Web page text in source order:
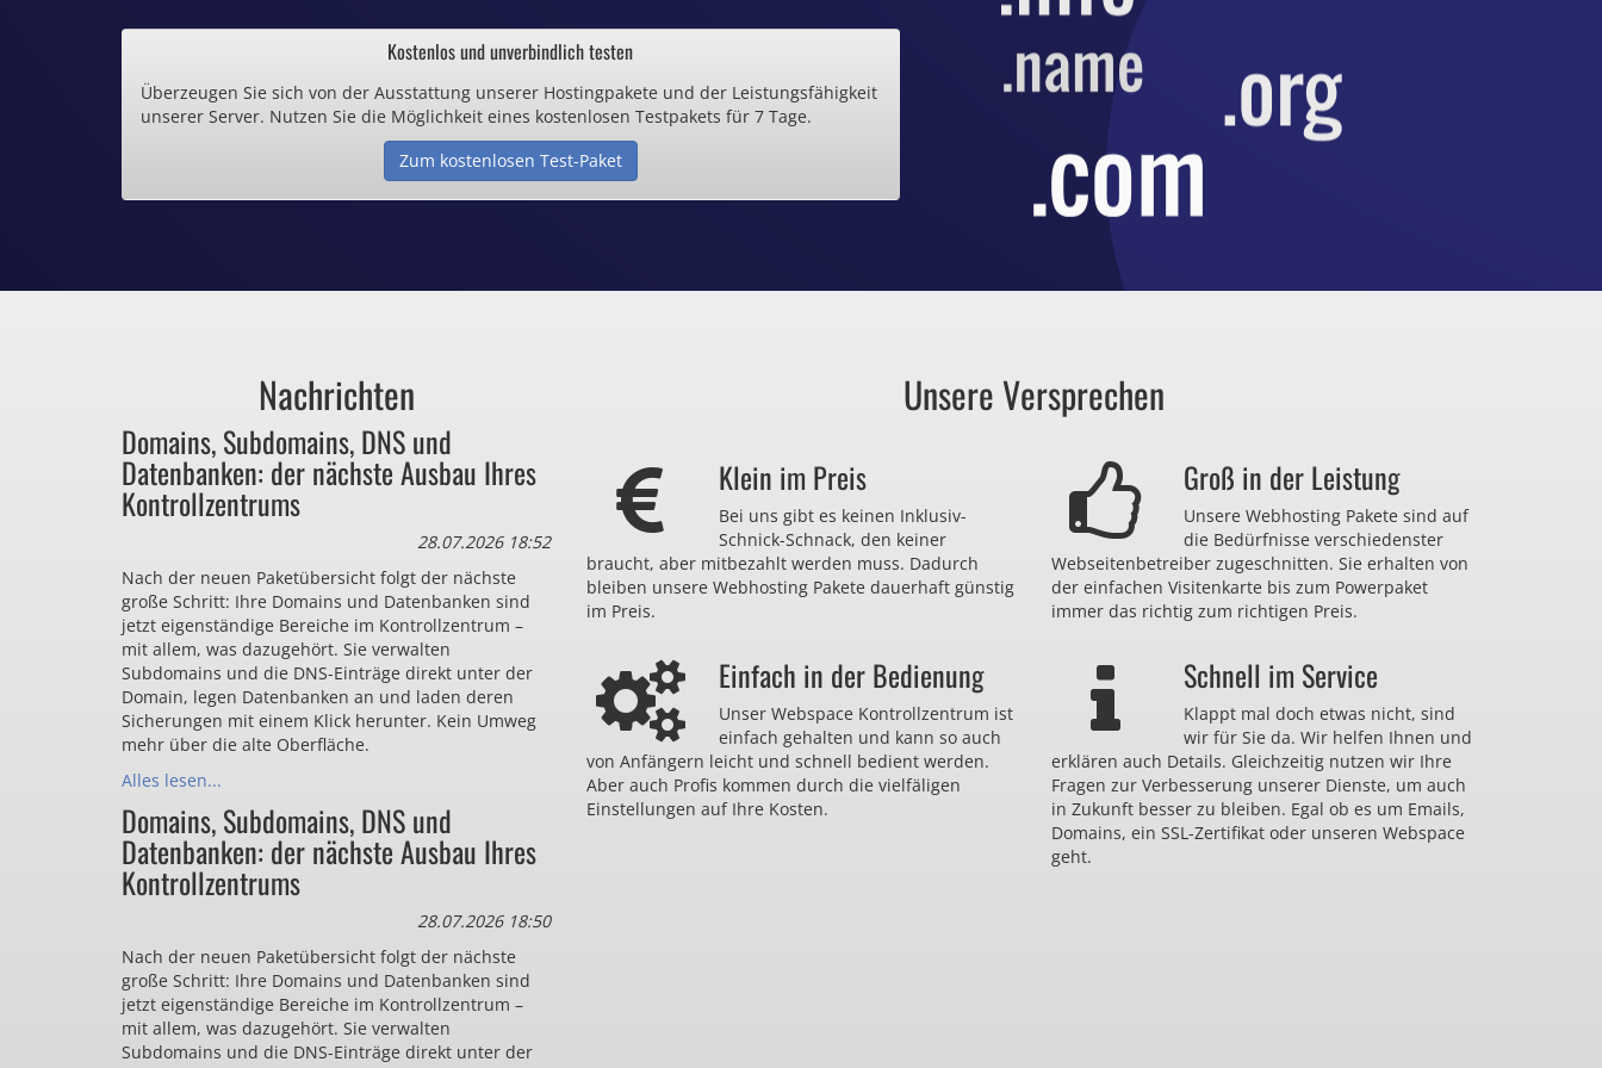
.de und .eu schon ab 0,70€ / Monat
Inklusive .de Domain
Webspace ab 1,25€ / Monat
Günstige SSL-Zertifikate
Bezahlen Sie auch zu viel
für Dinge, die sie gar nicht brauchen?
Kostenlos und unverbindlich testen
Überzeugen Sie sich von der Ausstattung unserer Hostingpakete und der Leistungsfähigkeit
unserer Server. Nutzen Sie die Möglichkeit eines kostenlosen Testpakets für 7 Tage.
Zum kostenlosen Test-Paket
Nachrichten
Domains, Subdomains, DNS und
Datenbanken: der nächste Ausbau Ihres
Kontrollzentrums
28.07.2026 18:52
Nach der neuen Paketübersicht folgt der nächste
große Schritt: Ihre Domains und Datenbanken sind
jetzt eigenständige Bereiche im Kontrollzentrum –
mit allem, was dazugehört. Sie verwalten
Subdomains und die DNS-Einträge direkt unter der
Domain, legen Datenbanken an und laden deren
Sicherungen mit einem Klick herunter. Kein Umweg
mehr über die alte Oberfläche.
Alles lesen...
Domains, Subdomains, DNS und
Datenbanken: der nächste Ausbau Ihres
Kontrollzentrums
28.07.2026 18:50
Nach der neuen Paketübersicht folgt der nächste
große Schritt: Ihre Domains und Datenbanken sind
jetzt eigenständige Bereiche im Kontrollzentrum –
mit allem, was dazugehört. Sie verwalten
Subdomains und die DNS-Einträge direkt unter der
Unsere Versprechen
Klein im Preis
Bei uns gibt es keinen Inklusiv-
Schnick-Schnack, den keiner
braucht, aber mitbezahlt werden muss. Dadurch
bleiben unsere Webhosting Pakete dauerhaft günstig
im Preis.
Groß in der Leistung
Unsere Webhosting Pakete sind auf
die Bedürfnisse verschiedenster
Webseitenbetreiber zugeschnitten. Sie erhalten von
der einfachen Visitenkarte bis zum Powerpaket
immer das richtig zum richtigen Preis.
Einfach in der Bedienung
Unser Webspace Kontrollzentrum ist
einfach gehalten und kann so auch
von Anfängern leicht und schnell bedient werden.
Aber auch Profis kommen durch die vielfäligen
Einstellungen auf Ihre Kosten.
Schnell im Service
Klappt mal doch etwas nicht, sind
wir für Sie da. Wir helfen Ihnen und
erklären auch Details. Gleichzeitig nutzen wir Ihre
Fragen zur Verbesserung unserer Dienste, um auch
in Zukunft besser zu bleiben. Egal ob es um Emails,
Domains, ein SSL-Zertifikat oder unseren Webspace
geht.